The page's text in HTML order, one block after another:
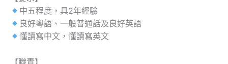
中五程度，具2年經驗
良好粵語、一般普通話及良好英語
懂讀寫中文，懂讀寫英文
【職責】